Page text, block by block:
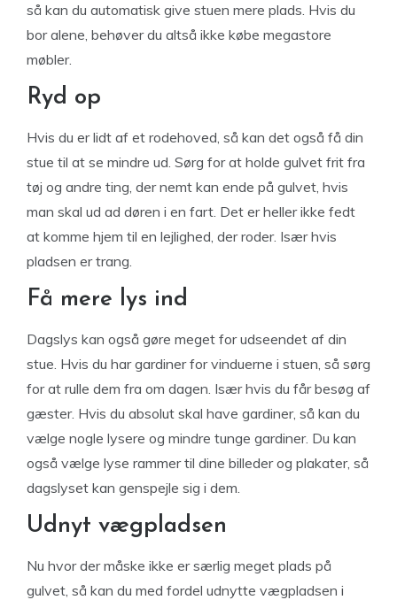
så kan du automatisk give stuen mere plads. Hvis du
bor alene, behøver du altså ikke købe megastore
møbler.
Ryd op
Hvis du er lidt af et rodehoved, så kan det også få din
stue til at se mindre ud. Sørg for at holde gulvet frit fra
tøj og andre ting, der nemt kan ende på gulvet, hvis
man skal ud ad døren i en fart. Det er heller ikke fedt
at komme hjem til en lejlighed, der roder. Især hvis
pladsen er trang.
Få mere lys ind
Dagslys kan også gøre meget for udseendet af din
stue. Hvis du har gardiner for vinduerne i stuen, så sørg
for at rulle dem fra om dagen. Især hvis du får besøg af
gæster. Hvis du absolut skal have gardiner, så kan du
vælge nogle lysere og mindre tunge gardiner. Du kan
også vælge lyse rammer til dine billeder og plakater, så
dagslyset kan genspejle sig i dem.
Udnyt vægpladsen
Nu hvor der måske ikke er særlig meget plads på
gulvet, så kan du med fordel udnytte vægpladsen i